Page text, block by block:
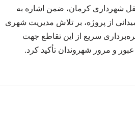
شهرداری کرمان، ضمن اشاره به
میدانی از پروژه، بر تلاش مدیریت شهری
سریع از این تقاطع جهت
و مرور شهروندان تأکید کرد.